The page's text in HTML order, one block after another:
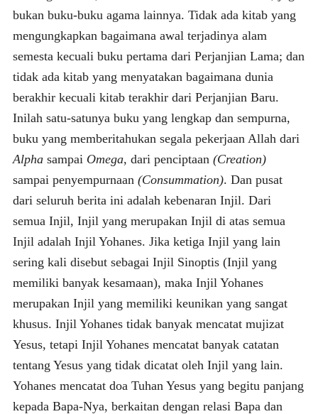
bukan buku-buku agama lainnya. Tidak ada kitab yang
mengungkapkan bagaimana awal terjadinya alam
semesta kecuali buku pertama dari Perjanjian Lama; dan
tidak ada kitab yang menyatakan bagaimana dunia
berakhir kecuali kitab terakhir dari Perjanjian Baru.
Inilah satu-satunya buku yang lengkap dan sempurna,
buku yang memberitahukan segala pekerjaan Allah dari
Alphasampai Omega, dari penciptaan (Creation)
sampai penyempurnaan (Consummation). Dan pusat
dari seluruh berita ini adalah kebenaran Injil. Dari
semua Injil, Injil yang merupakan Injil di atas semua
Injil adalah Injil Yohanes. Jika ketiga Injil yang lain
sering kali disebut sebagai Injil Sinoptis (Injil yang
memiliki banyak kesamaan), maka Injil Yohanes
merupakan Injil yang memiliki keunikan yang sangat
khusus. Injil Yohanes tidak banyak mencatat mujizat
Yesus, tetapi Injil Yohanes mencatat banyak catatan
tentang Yesus yang tidak dicatat oleh Injil yang lain.
Yohanes mencatat doa Tuhan Yesus yang begitu panjang
kepada Bapa-Nya, berkaitan dengan relasi Bapa dan